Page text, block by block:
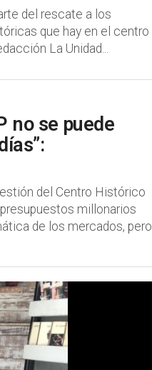
del rescate a los
que hay en el centro
La Unidad...
no se puede
del Centro Histórico
millonarios
de los mercados, pero